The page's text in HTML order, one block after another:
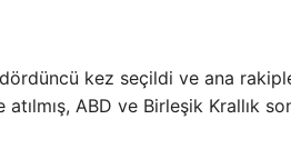
kez seçildi ve ana
ABD ve Birleşik Krallık